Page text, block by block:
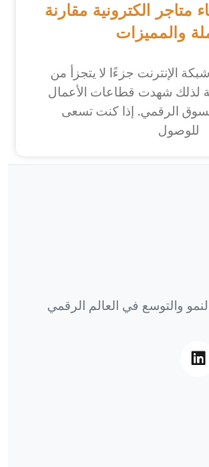
متاجر الكترونية مقارنة
والمميزات
الإنترنت جزءًا لا يتجزأ من
لذلك شهدت قطاعات الأعمال
الرقمي. إذا كنت تسعى
للوصول
والتوسع في العالم الرقمي